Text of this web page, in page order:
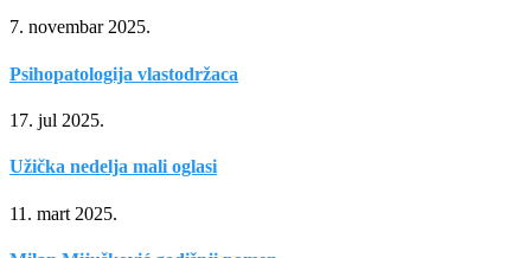
7. novembar 2025.
Psihopatologija vlastodržaca
17. jul 2025.
Užička nedelja mali oglasi
11. mart 2025.